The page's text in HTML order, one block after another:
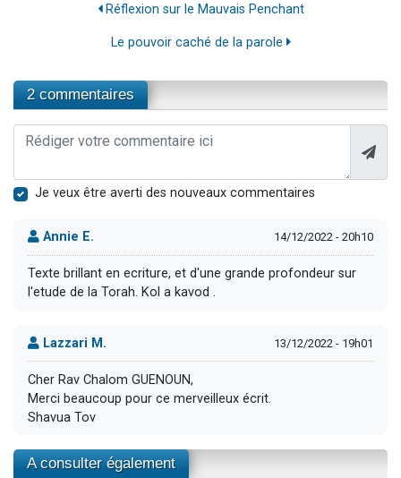
Réflexion sur le Mauvais Penchant
Le pouvoir caché de la parole
2 commentaires
Je veux être averti des nouveaux commentaires
Annie E. 14/12/2022 - 20h10
Texte brillant en ecriture, et d'une grande profondeur sur
l'etude de la Torah. Kol a kavod .
Lazzari M. 13/12/2022 - 19h01
Cher Rav Chalom GUENOUN,
Merci beaucoup pour ce merveilleux écrit.
Shavua Tov
A consulter également